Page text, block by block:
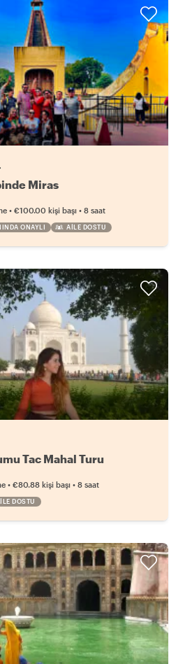
Miras
• €100.00 kişi başı • 8 saat
ONAYLI AILE DOSTU
Tac Mahal Turu
• €80.88 kişi başı • 8 saat
DOSTU